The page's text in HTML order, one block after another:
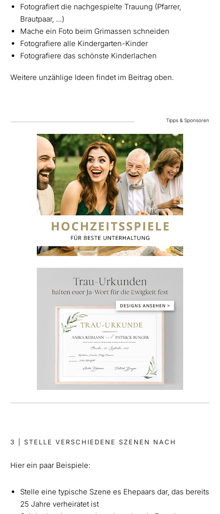
Fotografiert die nachgespielte Trauung (Pfarrer,
Brautpaar, ...)
Mache ein Foto beim Grimassen schneiden
Fotografiere alle Kindergarten-Kinder
Fotografiere das schönste Kinderlachen
Weitere unzählige Ideen findet im Beitrag oben.
Tipps & Sponsoren
3 | STELLE VERSCHIEDENE SZENEN NACH
Hier ein paar Beispiele:
Stelle eine typische Szene es Ehepaars dar, das bereits
25 Jahre verheiratet ist